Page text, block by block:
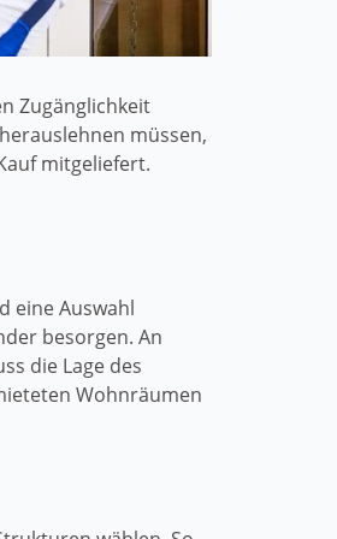
Zugänglichkeit
müssen,
mitgeliefert.
eine Auswahl
besorgen. An
die Lage des
Wohnräumen